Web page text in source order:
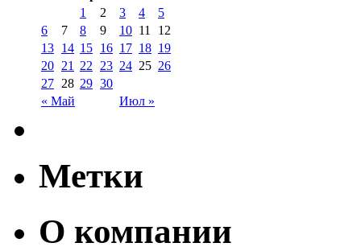
« Май Июл »
1 2 3 4
5
6
7 8 9 10 11
12
13 14 15 16 17 18 19
20 21 22 23 24 25 26
27 28 29 30
Метки
О компании